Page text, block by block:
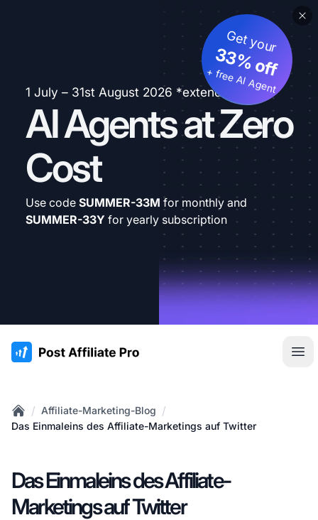
1 July – 31st August 2026 *extended
AI Agents at Zero
Cost
Get your
33% off
+ free AI Agent
Use code SUMMER-33M for monthly and
SUMMER-33Y for yearly subscription
:site.title
Home
/ Affiliate-Marketing-Blog /
Das Einmaleins des Affiliate-Marketings auf Twitter
Das Einmaleins des Affiliate-
Marketings auf Twitter